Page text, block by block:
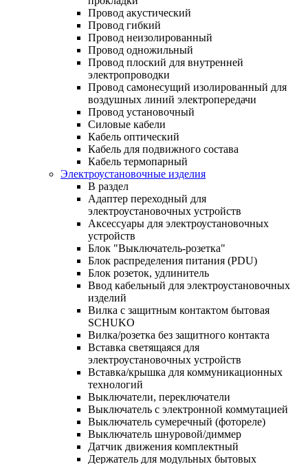
Провод акустический
Провод гибкий
Провод неизолированный
Провод одножильный
Провод плоский для внутренней
электропроводки
Провод самонесущий изолированный для
воздушных линий электропередачи
Провод установочный
Силовые кабели
Кабель оптический
Кабель для подвижного состава
Кабель термопарный
Электроустановочные изделия
В раздел
Адаптер переходный для
электроустановочных устройств
Аксессуары для электроустановочных
устройств
Блок "Выключатель-розетка"
Блок распределения питания (PDU)
Блок розеток, удлинитель
Ввод кабельный для электроустановочных
изделий
Вилка с защитным контактом бытовая
SCHUKO
Вилка/розетка без защитного контакта
Вставка светящаяся для
электроустановочных устройств
Вставка/крышка для коммуникационных
технологий
Выключатели, переключатели
Выключатель с электронной коммутацией
Выключатель сумеречный (фотореле)
Выключатель шнуровой/диммер
Датчик движения комплектный
Держатель для модульных бытовых